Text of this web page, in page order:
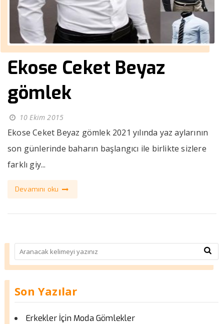
Ekose Ceket Beyaz
gömlek
10 Ekim 2015
Ekose Ceket Beyaz gömlek 2021 yılında yaz aylarının
son günlerinde baharın başlangıcı ile birlikte sizlere
farklı giy...
Devamını oku
Son Yazılar
Erkekler İçin Moda Gömlekler